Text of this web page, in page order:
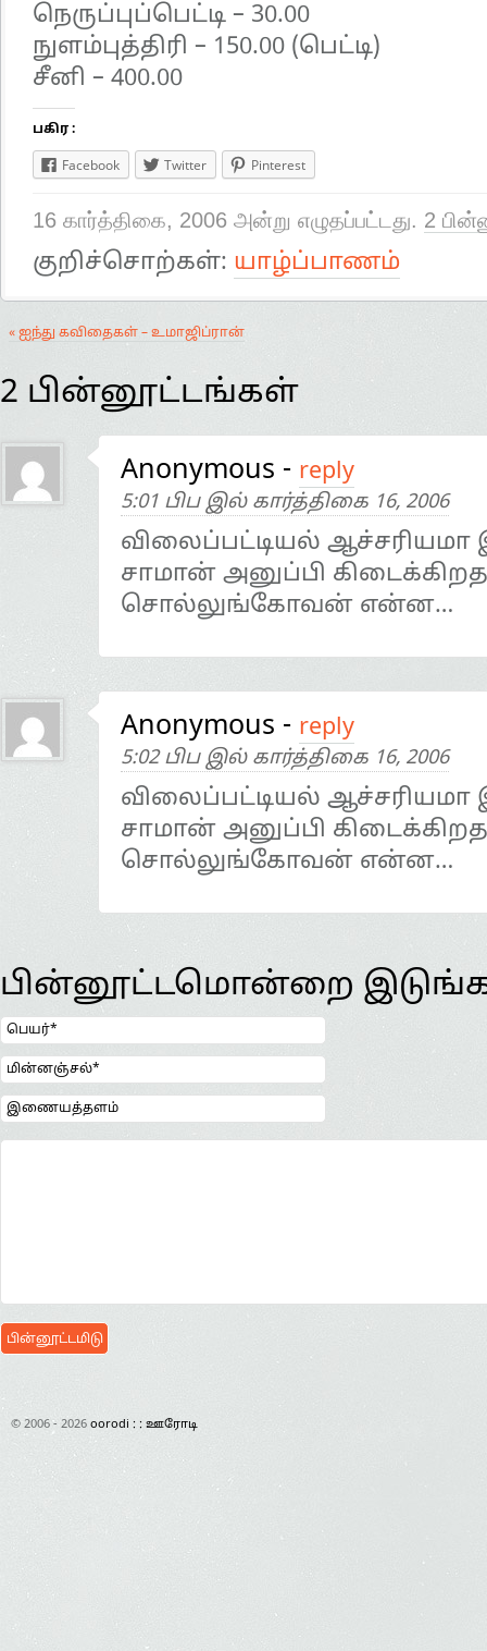
நெருப்புப்பெட்டி – 30.00
நுளம்புத்திரி – 150.00 (பெட்டி)
சீனி – 400.00
பகிர :
Facebook Twitter Pinterest
16 கார்த்திகை, 2006 அன்று எழுதப்பட்டது. 2
குறிச்சொற்கள்: யாழ்ப்பாணம்
« ஐந்து கவிதைகள் – உமாஜிப்ரான்
2 பின்னூட்டங்கள்
Anonymous - reply
5:01 பிப இல் கார்த்திகை 16, 2006
விலைப்பட்டியல் ஆச்சரியமா
சாமான் அனுப்பி
சொல்லுங்கோவன் என்ன…
Anonymous - reply
5:02 பிப இல் கார்த்திகை 16, 2006
விலைப்பட்டியல் ஆச்சரியமா
சாமான் அனுப்பி
சொல்லுங்கோவன் என்ன…
பின்னூட்டமொன்றை
© 2006 - 2026 oorodi : : ஊரோடி